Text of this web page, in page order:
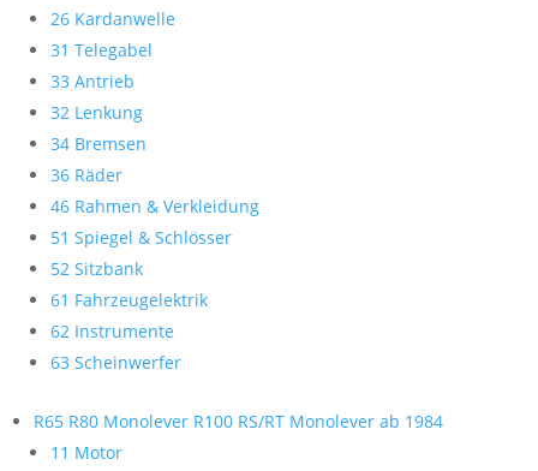
26 Kardanwelle
31 Telegabel
33 Antrieb
32 Lenkung
34 Bremsen
36 Räder
46 Rahmen & Verkleidung
51 Spiegel & Schlösser
52 Sitzbank
61 Fahrzeugelektrik
62 Instrumente
63 Scheinwerfer
R65 R80 Monolever R100 RS/RT Monolever ab 1984
11 Motor